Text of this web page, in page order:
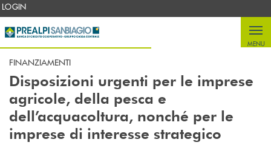
Salta al contenuto principale
LOGIN
MENU
FINANZIAMENTI
Disposizioni urgenti per le imprese
agricole, della pesca e
dell’acquacoltura, nonché per le
imprese di interesse strategico